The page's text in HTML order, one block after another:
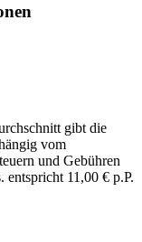
gibt die
vom
und Gebühren
entspricht 11,00 € p.P.